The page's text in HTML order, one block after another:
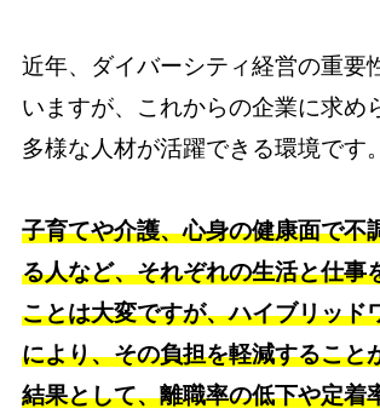
近年、ダイバーシティ経営の重要
いますが、これからの企業に求め
多様な人材が活躍できる環境です。
子育てや介護、心身の健康面で不
る人など、それぞれの生活と仕事
ことは大変ですが、ハイブリッド
により、その負担を軽減すること
結果として、離職率の低下や定着